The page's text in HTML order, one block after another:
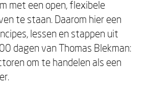
met een open, flexibele
te staan. Daarom hier een
lessen en stappen uit
dagen van Thomas Blekman:
om te handelen als een